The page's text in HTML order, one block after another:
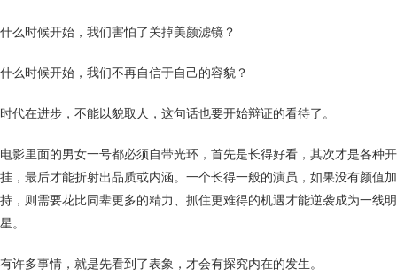
什么时候开始，我们害怕了关掉美颜滤镜？
什么时候开始，我们不再自信于自己的容貌？
时代在进步，不能以貌取人，这句话也要开始辩证的看待了。
电影里面的男女一号都必须自带光环，首先是长得好看，其次才是各种开
挂，最后才能折射出品质或内涵。一个长得一般的演员，如果没有颜值加
持，则需要花比同辈更多的精力、抓住更难得的机遇才能逆袭成为一线明
星。
有许多事情，就是先看到了表象，才会有探究内在的发生。